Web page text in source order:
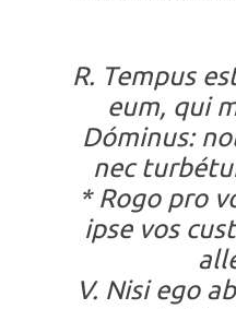
R. Tempus
eum, qui
Dóminus:
nec
* Rogo pro
ipse vos
V. Nisi ego